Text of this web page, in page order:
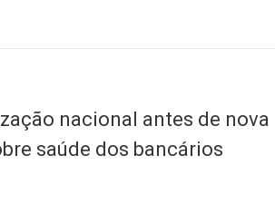
nacional antes de nova
saúde dos bancários